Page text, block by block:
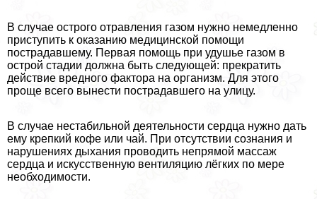
В случае острого отравления газом нужно немедленно
приступить к оказанию медицинской помощи
пострадавшему. Первая помощь при удушье газом в
острой стадии должна быть следующей: прекратить
действие вредного фактора на организм. Для этого
проще всего вынести пострадавшего на улицу.
В случае нестабильной деятельности сердца нужно дать
ему крепкий кофе или чай. При отсутствии сознания и
нарушениях дыхания проводить непрямой массаж
сердца и искусственную вентиляцию лёгких по мере
необходимости.